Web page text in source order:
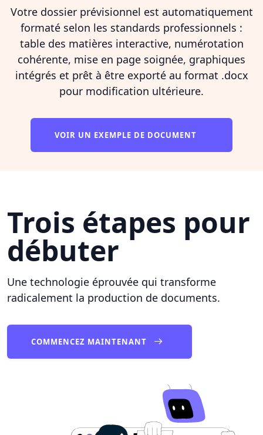
Votre dossier prévisionnel est automatiquement
formaté selon les standards professionnels :
table des matières interactive, numérotation
cohérente, mise en page soignée, graphiques
intégrés et prêt à être exporté au format .docx
pour modification ultérieure.
VOIR UN EXEMPLE DE DOCUMENT
Trois étapes pour
débuter
Une technologie éprouvée qui transforme
radicalement la production de documents.
COMMENCEZ MAINTENANT